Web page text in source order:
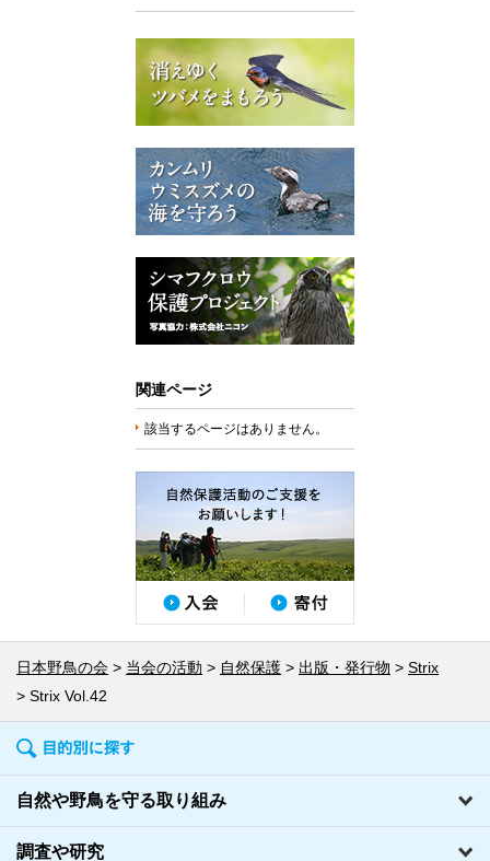
関連ページ
該当するページはありません。
日本野鳥の会 当会の活動 自然保護 出版・発行物
Strix
Strix Vol.42
自然や野鳥を守る取り組み
調査や研究